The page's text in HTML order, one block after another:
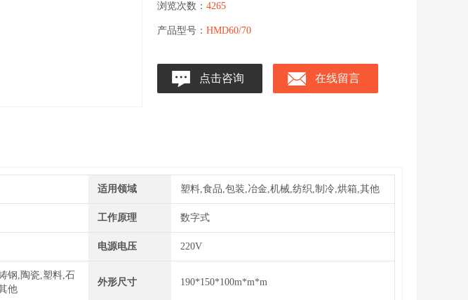
浏览次数： 4265
产品型号： HMD60/70
点击咨询 在线留言
适用领域 塑料,食品,包装,冶金,机械,纺织,制冷,烘箱,其他
工作原理 数字式
电源电压 220V
钢,陶瓷,塑料,石
他
外形尺寸 190*150*100m*m*m